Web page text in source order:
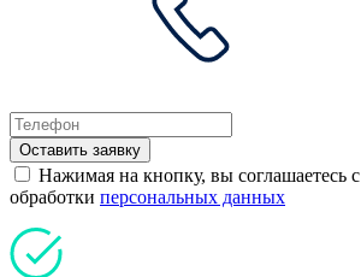
Оставить заявку
Нажимая на кнопку, вы соглашаетесь с
обработки персональных данных